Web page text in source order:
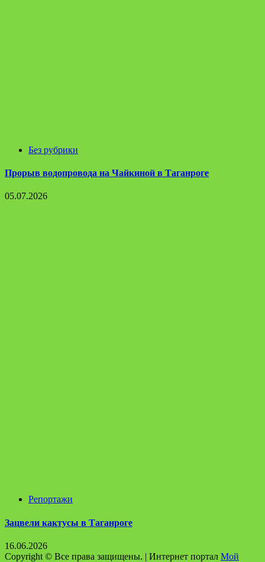
Без рубрики
Прорыв водопровода на Чайкиной в Таганроге
05.07.2026
Репортажи
Зацвели кактусы в Таганроге
16.06.2026
Copyright © Все права защищены. | Интернет портал Мой